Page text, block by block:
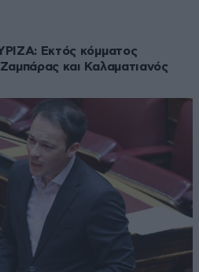
Εκτός κόμματος
και Καλαματιανός